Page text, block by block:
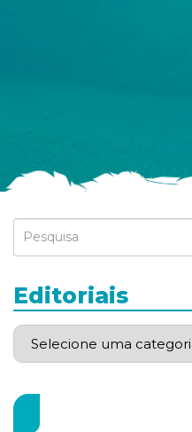
Editoriais